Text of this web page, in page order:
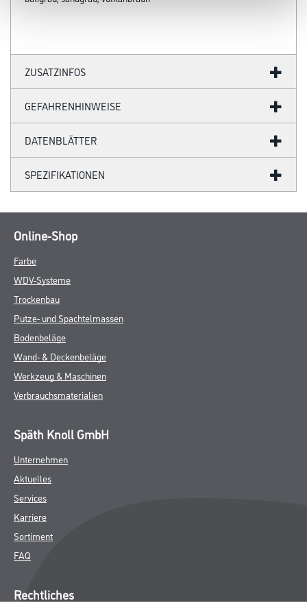
ZUSATZINFOS
GEFAHRENHINWEISE
DATENBLÄTTER
SPEZIFIKATIONEN
Online-Shop
Farbe
WDV-Systeme
Trockenbau
Putze- und Spachtelmassen
Bodenbeläge
Wand- & Deckenbeläge
Werkzeug & Maschinen
Verbrauchsmaterialien
Späth Knoll GmbH
Unternehmen
Aktuelles
Services
Karriere
Sortiment
FAQ
Rechtliches